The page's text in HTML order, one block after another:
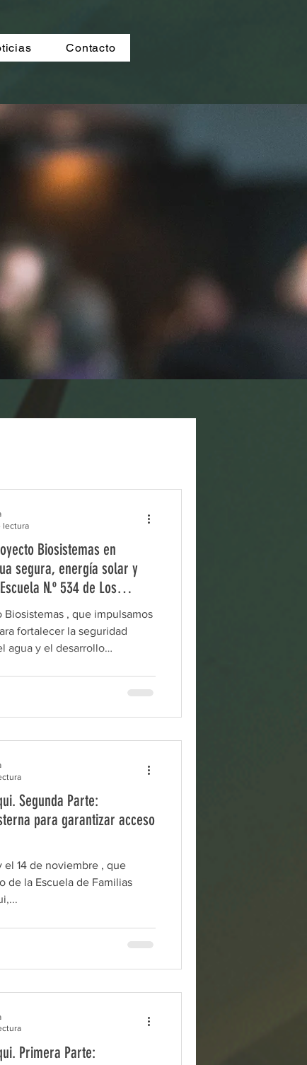
Contacto
Biosistemas en
segura, energía solar y
N.º 534 de Los
Biosistemas , que impulsamos
agua y el desarrollo
Durante la semana del
viajó a la Escuela N.º
lectura
Segunda Parte:
para garantizar acceso
el 14 de noviembre , que
de la Escuela de Familias
Primera Parte: